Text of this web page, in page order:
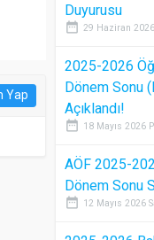
Yap
Duyurusu
date_range 29 Haziran
2025-2026
Dönem Sonu
Açıklandı!
date_range 18 Mayıs 2026
AÖF 2025-
Dönem Sonu
date_range 12 Mayıs 2026